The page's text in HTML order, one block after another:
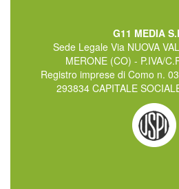
G11 MEDIA
Sede Legale Via NUOVA
MERONE (CO) - P.IVA/
Registro imprese di Como n.
293834 CAPITALE